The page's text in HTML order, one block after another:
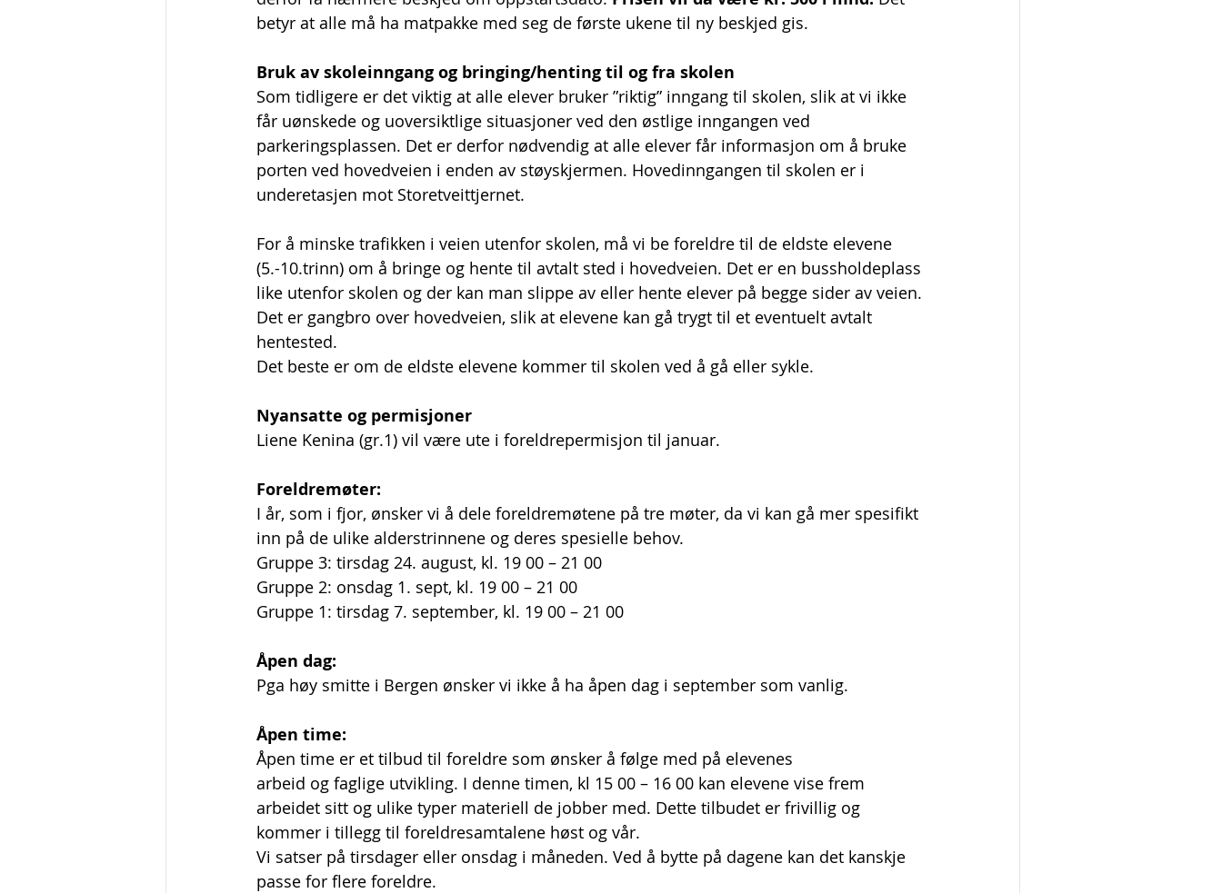
betyr at alle må ha matpakke med seg de første ukene til ny beskjed gis.
Bruk av skoleinngang og bringing/henting til og fra skolen
Som tidligere er det viktig at alle elever bruker ”riktig” inngang til skolen, slik at vi ikke
får uønskede og uoversiktlige situasjoner ved den østlige inngangen ved
parkeringsplassen. Det er derfor nødvendig at alle elever får informasjon om å bruke
porten ved hovedveien i enden av støyskjermen. Hovedinngangen til skolen er i
underetasjen mot Storetveittjernet.
For å minske trafikken i veien utenfor skolen, må vi be foreldre til de eldste elevene
(5.-10.trinn) om å bringe og hente til avtalt sted i hovedveien. Det er en bussholdeplass
like utenfor skolen og der kan man slippe av eller hente elever på begge sider av veien.
Det er gangbro over hovedveien, slik at elevene kan gå trygt til et eventuelt avtalt
hentested.
Det beste er om de eldste elevene kommer til skolen ved å gå eller sykle.
Nyansatte og permisjoner
Liene Kenina (gr.1) vil være ute i foreldrepermisjon til januar.
Foreldremøter:
I år, som i fjor, ønsker vi å dele foreldremøtene på tre møter, da vi kan gå mer spesifikt
inn på de ulike alderstrinnene og deres spesielle behov.
Gruppe 3: tirsdag 24. august, kl. 19 00 – 21 00
Gruppe 2: onsdag 1. sept, kl. 19 00 – 21 00
Gruppe 1: tirsdag 7. september, kl. 19 00 – 21 00
Åpen dag:
Pga høy smitte i Bergen ønsker vi ikke å ha åpen dag i september som vanlig.
Åpen time:
Åpen time er et tilbud til foreldre som ønsker å følge med på elevenes
arbeid og faglige utvikling. I denne timen, kl 15 00 – 16 00 kan elevene vise frem
arbeidet sitt og ulike typer materiell de jobber med. Dette tilbudet er frivillig og
kommer i tillegg til foreldresamtalene høst og vår.
Vi satser på tirsdager eller onsdag i måneden. Ved å bytte på dagene kan det kanskje
passe for flere foreldre.